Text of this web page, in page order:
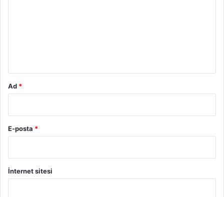
Ad *
E-posta *
İnternet sitesi